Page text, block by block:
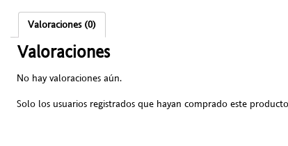
Valoraciones (0)
Valoraciones
No hay valoraciones aún.
Solo los usuarios registrados que hayan comprado este